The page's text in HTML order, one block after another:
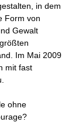
in dem
Form von
Gewalt
Im Mai 2009
mit fast
ohne